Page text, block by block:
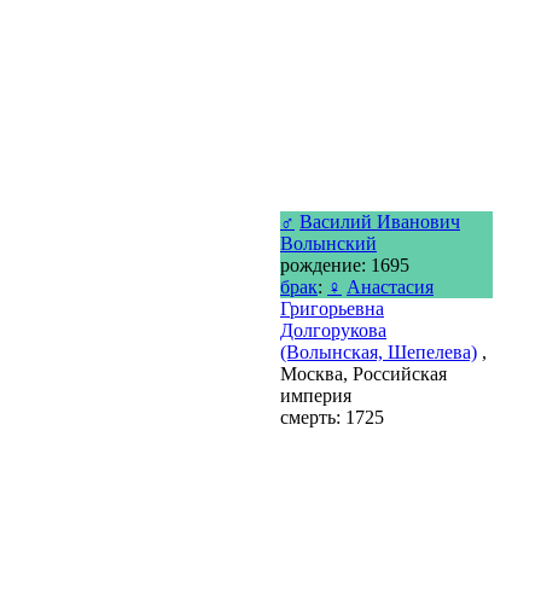
♂ Василий Иванович
Волынский
рождение: 1695
брак: ♀ Анастасия
Григорьевна
Долгорукова
(Волынская, Шепелева) ,
Москва, Российская
империя
смерть: 1725